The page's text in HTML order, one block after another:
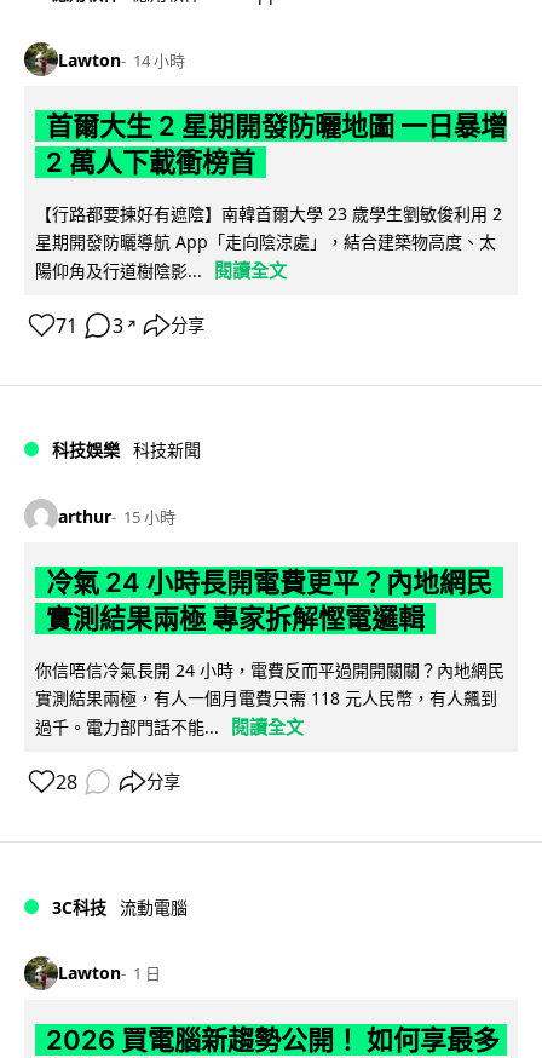
Lawton 14 小時
首爾大生 2 星期開發防曬地圖 一日暴增
2 萬人下載衝榜首
【行路都要揀好有遮陰】南韓首爾大學 23 歲學生劉敏俊利用 2
星期開發防曬導航 App「走向陰涼處」，結合建築物高度、太
陽仰角及行道樹陰影...
閱讀全文
71 3 ↗ 分享
科技娛樂 科技新聞
arthur 15 小時
冷氣 24 小時長開電費更平？內地網民
實測結果兩極 專家拆解慳電邏輯
你信唔信冷氣長開 24 小時，電費反而平過開開關關？內地網民
實測結果兩極，有人一個月電費只需 118 元人民幣，有人飆到
過千。電力部門話不能...
閱讀全文
28 分享
3C科技 流動電腦
Lawton 1 日
2026 買電腦新趨勢公開！ 如何享最多